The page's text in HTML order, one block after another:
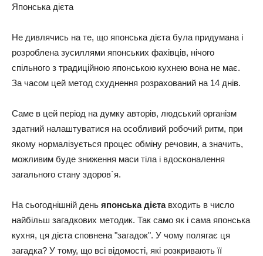
Японська дієта
Не дивлячись на те, що японська дієта була придумана і
розроблена зусиллями японських фахівців, нічого
спільного з традиційною японською кухнею вона не має.
За часом цей метод схуднення розрахований на 14 днів.
Саме в цей період на думку авторів, людський організм
здатний налаштуватися на особливий робочий ритм, при
якому нормалізується процес обміну речовин, а значить,
можливим буде зниження маси тіла і вдосконалення
загального стану здоров`я.
На сьогоднішній день японська дієтавходить в число
найбільш загадкових методик. Так само як і сама японська
кухня, ця дієта сповнена "загадок". У чому полягає ця
загадка? У тому, що всі відомості, які розкривають її